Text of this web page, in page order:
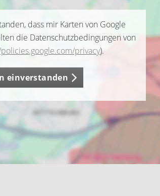
dass mir Karten von Google
die Datenschutzbedingungen von
privacy).
einverstanden